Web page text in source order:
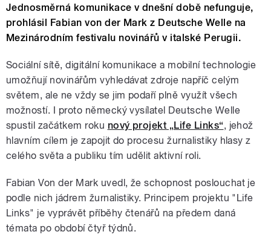
Jednosměrná komunikace v dnešní době nefunguje,
prohlásil Fabian von der Mark z Deutsche Welle na
Mezinárodním festivalu novinářů v italské Perugii.
Sociální sítě, digitální komunikace a mobilní technologie
umožňují novinářům vyhledávat zdroje napříč celým
světem, ale ne vždy se jim podaří plně využít všech
možností. I proto německý vysílatel Deutsche Welle
spustil začátkem roku nový projekt „Life Links“, jehož
hlavním cílem je zapojit do procesu žurnalistiky hlasy z
celého světa a publiku tím udělit aktivní roli.
Fabian Von der Mark uvedl, že schopnost poslouchat je
podle nich jádrem žurnalistiky. Principem projektu "Life
Links" je vyprávět příběhy čtenářů na předem daná
témata po období čtyř týdnů.